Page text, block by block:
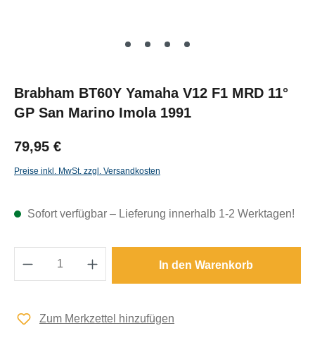
Brabham BT60Y Yamaha V12 F1 MRD 11°
GP San Marino Imola 1991
79,95 €
Preise inkl. MwSt. zzgl. Versandkosten
Sofort verfügbar – Lieferung innerhalb 1-2 Werktagen!
Produkt Anzahl: Gib den gewünschten
In den Warenkorb
Zum Merkzettel hinzufügen